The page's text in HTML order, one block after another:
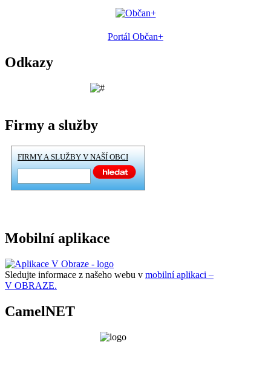
Portál Občan+
Odkazy
Firmy a služby
FIRMY A SLUŽBY V NAŠÍ OBCI
Mobilní aplikace
Sledujte informace z našeho webu v mobilní aplikaci –
V OBRAZE.
CamelNET